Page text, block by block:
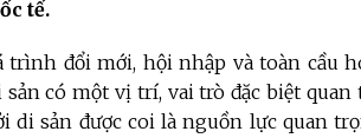
tế.
trình đổi mới, hội nhập và toàn cầu
có một vị trí, vai trò đặc biệt
di sản được coi là nguồn lực quan